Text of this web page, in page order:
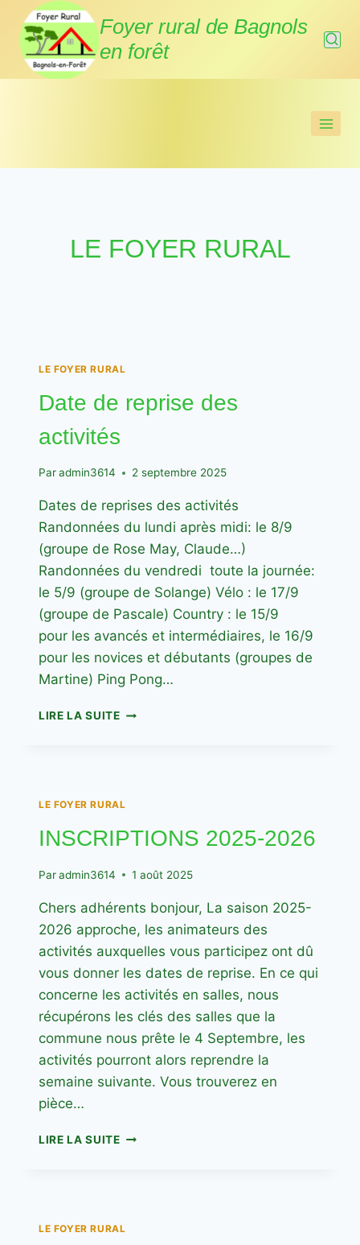
contenu
Foyer rural de Bagnols
en forêt
LE FOYER RURAL
LE FOYER RURAL
Date de reprise des
activités
Paradmin3614 2 septembre 2025
Dates de reprises des activités
Randonnées du lundi après midi: le 8/9
(groupe de Rose May, Claude…)
Randonnées du vendredi toute la journée:
le 5/9 (groupe de Solange) Vélo : le 17/9
(groupe de Pascale) Country : le 15/9
pour les avancés et intermédiaires, le 16/9
pour les novices et débutants (groupes de
Martine) Ping Pong…
LIRE LA SUITEDATE
LE FOYER RURAL
INSCRIPTIONS 2025-2026
Paradmin3614 1 août 2025
Chers adhérents bonjour, La saison 2025-
2026 approche, les animateurs des
activités auxquelles vous participez ont dû
vous donner les dates de reprise. En ce qui
concerne les activités en salles, nous
récupérons les clés des salles que la
commune nous prête le 4 Septembre, les
activités pourront alors reprendre la
semaine suivante. Vous trouverez en
pièce…
LIRE LA SUITEINSCRIPTIONS
LE FOYER RURAL